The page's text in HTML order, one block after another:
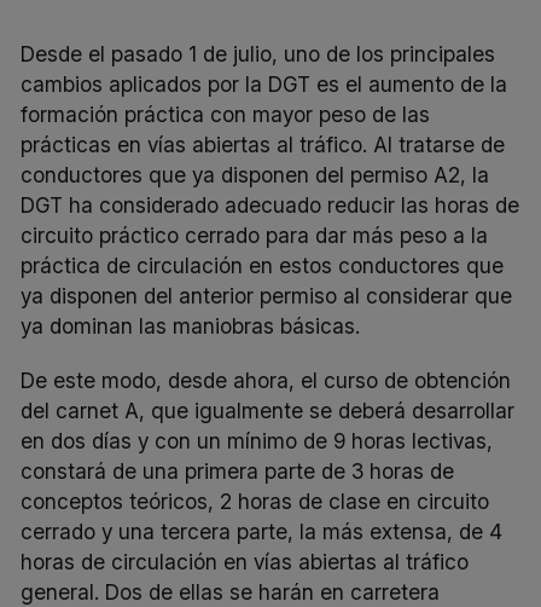
Desde el pasado 1 de julio, uno de los principales
cambios aplicados por la DGT es el aumento de la
formación práctica con mayor peso de las
prácticas en vías abiertas al tráfico. Al tratarse de
conductores que ya disponen del permiso A2, la
DGT ha considerado adecuado reducir las horas de
circuito práctico cerrado para dar más peso a la
práctica de circulación en estos conductores que
ya disponen del anterior permiso al considerar que
ya dominan las maniobras básicas.
De este modo, desde ahora, el curso de obtención
del carnet A, que igualmente se deberá desarrollar
en dos días y con un mínimo de 9 horas lectivas,
constará de una primera parte de 3 horas de
conceptos teóricos, 2 horas de clase en circuito
cerrado y una tercera parte, la más extensa, de 4
horas de circulación en vías abiertas al tráfico
general. Dos de ellas se harán en carretera